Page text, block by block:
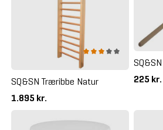
SQ&SN Træribbe Natur
1.895 kr.
225 kr.